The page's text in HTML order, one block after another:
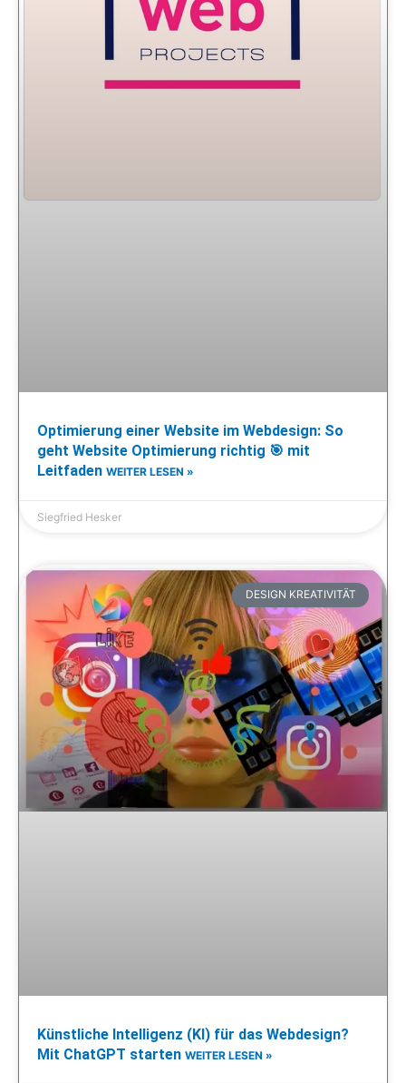
Optimierung einer Website im Webdesign: So
geht Website Optimierung richtig 🎯 mit
Leitfaden WEITER LESEN »
Siegfried Hesker
DESIGN KREATIVITÄT
Künstliche Intelligenz (KI) für das Webdesign?
Mit ChatGPT starten WEITER LESEN »